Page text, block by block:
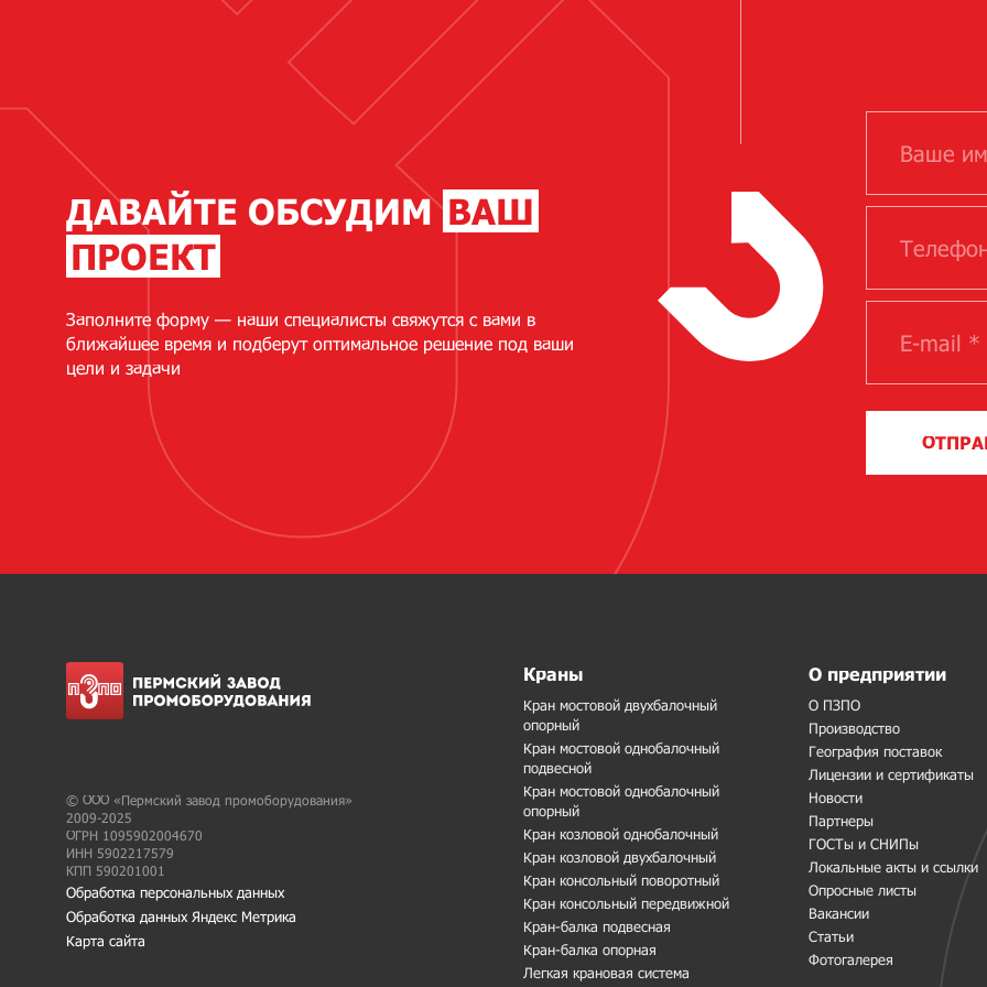
ДАВАЙТЕ ОБСУДИМВАШ
ПРОЕКТ
Заполните форму — наши специалисты свяжутся с вами в
ближайшее время и подберут оптимальное решение под ваши
цели и задачи
© ООО «Пермский завод промоборудования»
2009-2025
ОГРН 1095902004670
ИНН 5902217579
КПП 590201001
Обработка персональных данных
Обработка данных Яндекс Метрика
Карта сайта
Краны
Кран мостовой двухбалочный
опорный
Кран мостовой однобалочный
подвесной
Кран мостовой однобалочный
опорный
Кран козловой однобалочный
Кран козловой двухбалочный
Кран консольный поворотный
Кран консольный передвижной
Кран-балка подвесная
Кран-балка опорная
Легкая крановая система
О предприятии
О ПЗПО
Производство
География поставок
Лицензии и сертификаты
Новости
Партнеры
ГОСТы и СНИПы
Локальные акты и ссылки
Опросные листы
Вакансии
Статьи
Фотогалерея